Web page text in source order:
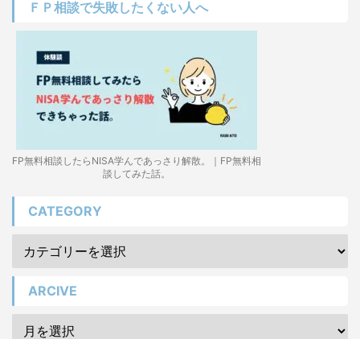
ＦＰ相談で失敗したくない人へ
FP無料相談したらNISA学んであっさり解散。｜FP無料相
談してみた話。
CATEGORY
ARCIVE